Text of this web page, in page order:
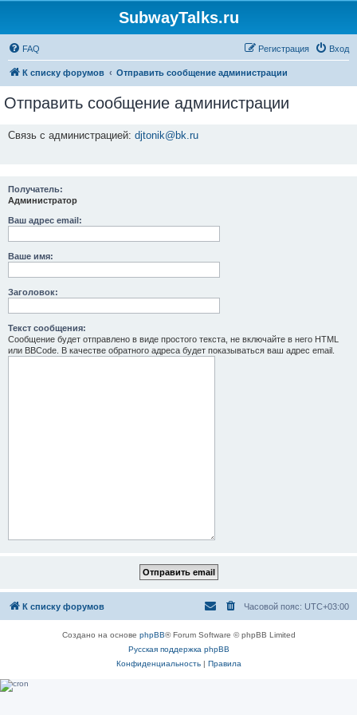
SubwayTalks.ru
FAQ Вход
Регистрация
К списку форумов Отправить сообщение администрации
Отправить сообщение администрации
Связь с администрацией: djtonik@bk.ru
Получатель:
Администратор
Ваш адрес email:
Ваше имя:
Заголовок:
Текст сообщения:
Сообщение будет отправлено в виде простого текста, не включайте в него HTML
или BBCode. В качестве обратного адреса будет показываться ваш адрес email.
К списку форумов Часовой пояс: UTC+03:00
Создано на основе phpBB® Forum Software © phpBB Limited
Русская поддержка phpBB
Конфиденциальность| Правила